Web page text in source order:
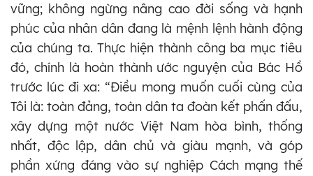
vững; không ngừng nâng cao đời sống và hạnh
phúc của nhân dân đang là mệnh lệnh hành động
của chúng ta. Thực hiện thành công ba mục tiêu
đó, chính là hoàn thành ước nguyện của Bác Hồ
trước lúc đi xa: “Điều mong muốn cuối cùng của
Tôi là: toàn đảng, toàn dân ta đoàn kết phấn đấu,
xây dựng một nước Việt Nam hòa bình, thống
nhất, độc lập, dân chủ và giàu mạnh, và góp
phần xứng đáng vào sự nghiệp Cách mạng thế